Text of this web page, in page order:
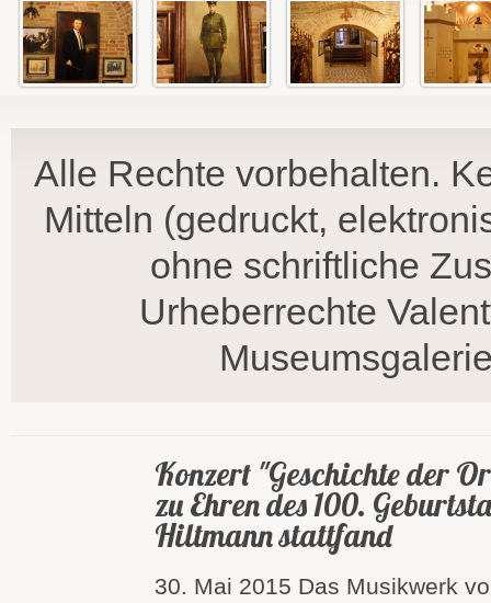
Alle Rechte vorbehalten.
Mitteln (gedruckt,
ohne schriftliche
Urheberrechte
Konzert "Geschichte der
zu Ehren des 100.
Hiltmann stattfand
30. Mai 2015 Das Musikwerk